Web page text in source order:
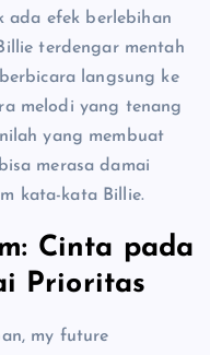
ada efek berlebihan
terdengar mentah
langsung ke
melodi yang tenang
yang membuat
merasa damai
kata-kata Billie.
Cinta pada
Prioritas
my future